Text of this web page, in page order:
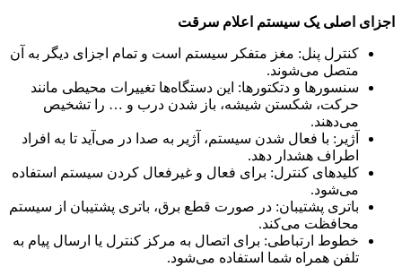
اجزای اصلی یک سیستم اعلام سرقت
کنترل پنل: مغز متفکر سیستم است و تمام اجزای دیگر به آن
متصل می‌شوند.
سنسورها و دتکتورها: این دستگاه‌ها تغییرات محیطی مانند
حرکت، شکستن شیشه، باز شدن درب و … را تشخیص
می‌دهند.
آژیر: با فعال شدن سیستم، آژیر به صدا در می‌آید تا به افراد
اطراف هشدار دهد.
کلیدهای کنترل: برای فعال و غیرفعال کردن سیستم استفاده
می‌شود.
باتری پشتیبان: در صورت قطع برق، باتری پشتیبان از سیستم
محافظت می‌کند.
خطوط ارتباطی: برای اتصال به مرکز کنترل یا ارسال پیام به
تلفن همراه شما استفاده می‌شود.